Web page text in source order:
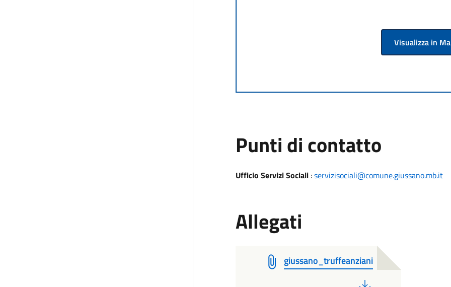
Visualizza in
Punti di contatto
Ufficio Servizi Sociali:servizisociali@comune.giussano.mb.it
Allegati
giussano_truffeanziani